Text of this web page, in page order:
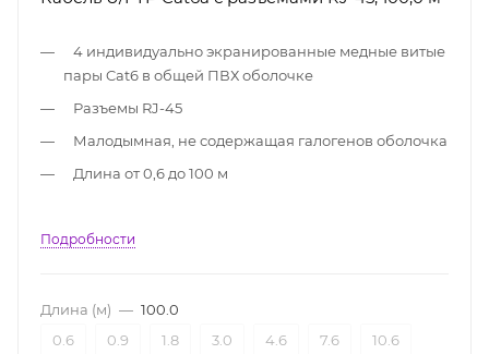
4 индивидуально экранированные медные витые
пары Cat6 в общей ПВХ оболочке
Разъемы RJ-45
Малодымная, не содержащая галогенов оболочка
Длина от 0,6 до 100 м
Подробности
Длина (м) — 100.0
0.6
0.9 1.8 3.0 4.6 7.6 10.6